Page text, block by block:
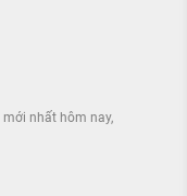
mới nhất hôm nay